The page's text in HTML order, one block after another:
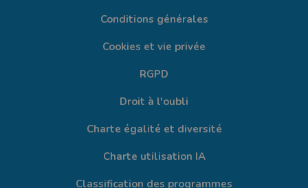
Conditions générales
Cookies et vie privée
RGPD
Droit à l'oubli
Charte égalité et diversité
Charte utilisation IA
Classification des programmes